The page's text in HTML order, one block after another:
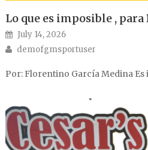
Lo que es imposible ,
Posted on
July 14, 2026
Author
demofgmsportuser
Por: Florentino García Medina Es